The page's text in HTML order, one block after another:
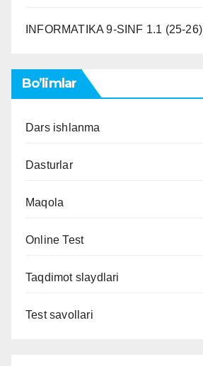
INFORMATIKA 9-SINF 1.1 (25-26)
Bo’limlar
Dars ishlanma
Dasturlar
Maqola
Online Test
Taqdimot slaydlari
Test savollari